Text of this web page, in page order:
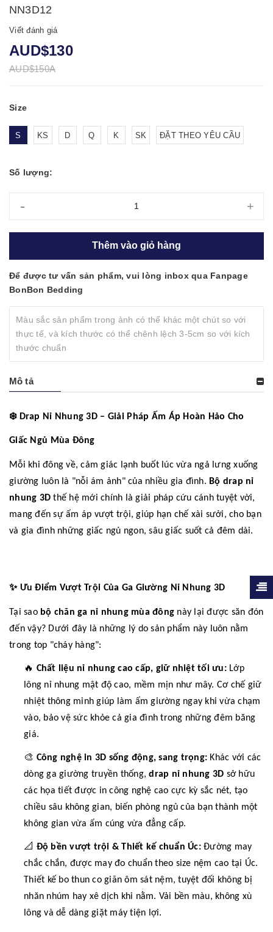
NN3D12
Viết đánh giá
AUD$130
AUD$150A
Size
S KS D Q K SK ĐẶT THEO YÊU CẦU
Số lượng:
- +
Thêm vào giỏ hàng
Để được tư vấn sản phẩm, vui lòng inbox qua Fanpage
BonBon Bedding
Màu sắc sản phẩm trong ảnh có thể khác một chút so với
thực tế, và kích thước có thể chênh lệch 3-5cm so với kích
thước chuẩn
Mô tả
❄️Drap Nỉ Nhung 3D – Giải Pháp Ấm Áp Hoàn Hảo Cho
Giấc Ngủ Mùa Đông
Mỗi khi đông về, cảm giác lạnh buốt lúc vừa ngả lưng xuống
giường luôn là "nỗi ám ảnh" của nhiều gia đình. Bộ drap nỉ
nhung 3D thế hệ mới chính là giải pháp cứu cánh tuyệt vời,
mang đến sự ấm áp vượt trội, giúp hạn chế xài sưởi, cho bạn
và gia đình những giấc ngủ ngon, sâu giấc suốt cả đêm dài.
✨Ưu Điểm Vượt Trội Của Ga Giường Nỉ Nhung 3D
Tại sao bộ chăn ga nỉ nhung mùa đông này lại được săn đón
đến vậy? Dưới đây là những lý do sản phẩm này luôn nằm
trong top "cháy hàng":
🔥 Chất liệu nỉ nhung cao cấp, giữ nhiệt tối ưu:Lớp
lông nỉ nhung mật độ cao, mềm mịn như mây. Cơ chế giữ
nhiệt thông minh giúp làm ấm giường ngay khi vừa chạm
vào, bảo vệ sức khỏe cả gia đình trong những đêm băng
giá.
🎨 Công nghệ in 3D sống động, sang trọng: Khác với các
dòng ga giường truyền thống,drap nỉ nhung 3D sở hữu
các họa tiết được in công nghệ cao cực kỳ sắc nét, tạo
chiều sâu không gian, biến phòng ngủ của bạn thành một
không gian vừa ấm cúng vừa đẳng cấp.
📐 Độ bền vượt trội & Thiết kế chuẩn Úc:Đường may
chắc chắn, được may đo chuẩn theo size nệm cao tại Úc.
Thiết kế bo thun co giãn ôm sát nệm, tuyệt đối không bị
nhăn nhúm hay xê dịch khi nằm. Vải bền màu, không xù
lông và dễ dàng giặt máy tiện lợi.